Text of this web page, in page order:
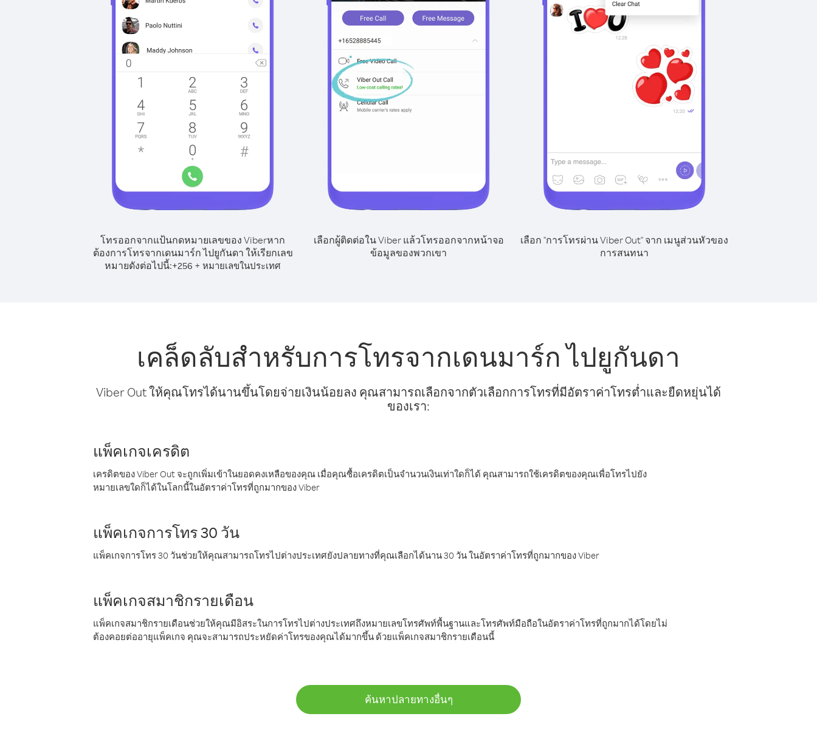
โทรออกจากแป้นกดหมายเลขของ Viberหาก
ต้องการโทรจากเดนมาร์ก ไปยูกันดา ให้เรียกเลข
หมายดังต่อไปนี้:+256 + หมายเลขในประเทศ
เลือกผู้ติดต่อใน Viber แล้วโทรออกจากหน้าจอ
ข้อมูลของพวกเขา
เลือก "การโทรผ่าน Viber Out" จาก เมนูส่วนหัวของ
การสนทนา
เคล็ดลับสำหรับการโทรจากเดนมาร์ก ไปยูกันดา
Viber Out ให้คุณโทรได้นานขึ้นโดยจ่ายเงินน้อยลง คุณสามารถเลือกจากตัวเลือกการโทรที่มีอัตราค่าโทรต่ำและยืดหยุ่นได้
ของเรา:
แพ็คเกจเครดิต
เครดิตของ Viber Out จะถูกเพิ่มเข้าในยอดคงเหลือของคุณ เมื่อคุณซื้อเครดิตเป็นจำนวนเงินเท่าใดก็ได้ คุณสามารถใช้เครดิตของคุณเพื่อโทรไปยัง
หมายเลขใดก็ได้ในโลกนี้ในอัตราค่าโทรที่ถูกมากของ Viber
แพ็คเกจการโทร 30 วัน
แพ็คเกจการโทร 30 วันช่วยให้คุณสามารถโทรไปต่างประเทศยังปลายทางที่คุณเลือกได้นาน 30 วัน ในอัตราค่าโทรที่ถูกมากของ Viber
แพ็คเกจสมาชิกรายเดือน
แพ็คเกจสมาชิกรายเดือนช่วยให้คุณมีอิสระในการโทรไปต่างประเทศถึงหมายเลขโทรศัพท์พื้นฐานและโทรศัพท์มือถือในอัตราค่าโทรที่ถูกมากได้โดยไม่
ต้องคอยต่ออายุแพ็คเกจ คุณจะสามารถประหยัดค่าโทรของคุณได้มากขึ้น ด้วยแพ็คเกจสมาชิกรายเดือนนี้
ค้นหาปลายทางอื่นๆ